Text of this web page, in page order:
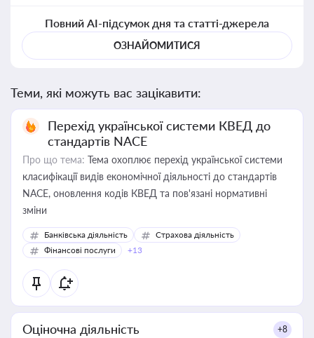
Повний AI-підсумок дня та статті-джерела
ОЗНАЙОМИТИСЯ
Теми, які можуть вас зацікавити:
Перехід української системи КВЕД до
стандартів NACE
Про що тема: Тема охоплює перехід української системи
класифікації видів економічної діяльності до стандартів
NACE, оновлення кодів КВЕД та пов'язані нормативні
зміни
Банківська діяльність
Страхова діяльність
Фінансові послуги
+13
Оціночна діяльність +8